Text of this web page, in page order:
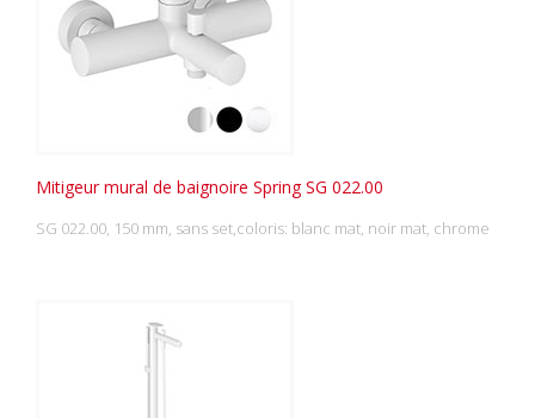
Mitigeur mural de baignoire Spring SG 022.00
SG 022.00, 150 mm, sans set,coloris: blanc mat, noir mat, chrome